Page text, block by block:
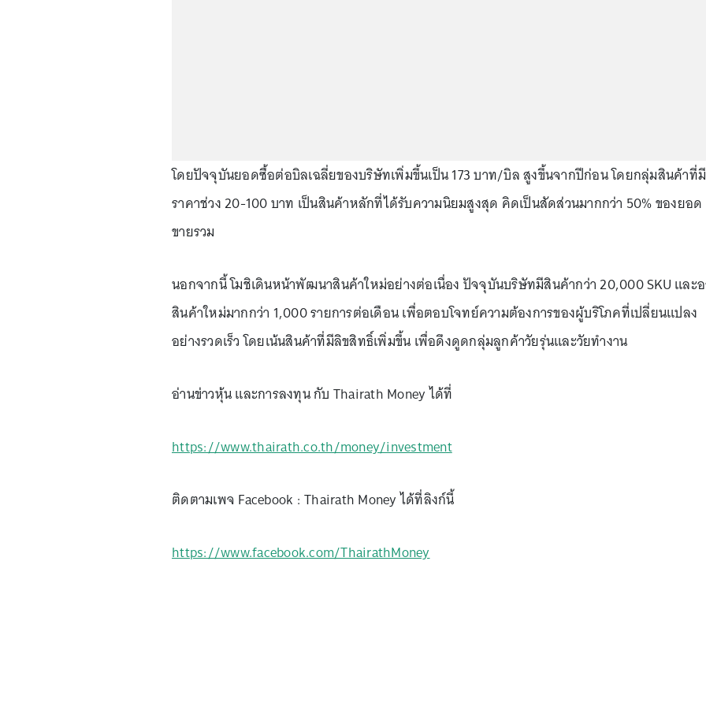
โดยปัจจุบันยอดซื้อต่อบิลเฉลี่ยของบริษัทเพิ่มขึ้นเป็น 173 บาท/บิล สูงขึ้นจากปีก่อน โดยกลุ่มสินค้าที่มี
ราคาช่วง 20-100 บาท เป็นสินค้าหลักที่ได้รับความนิยมสูงสุด คิดเป็นสัดส่วนมากกว่า 50% ของยอด
ขายรวม
นอกจากนี้ โมชิเดินหน้าพัฒนาสินค้าใหม่อย่างต่อเนื่อง ปัจจุบันบริษัทมีสินค้ากว่า 20,000 SKU และ
สินค้าใหม่มากกว่า 1,000 รายการต่อเดือน เพื่อตอบโจทย์ความต้องการของผู้บริโภคที่เปลี่ยนแปลง
อย่างรวดเร็ว โดยเน้นสินค้าที่มีลิขสิทธิ์เพิ่มขึ้น เพื่อดึงดูดกลุ่มลูกค้าวัยรุ่นและวัยทำงาน
อ่านข่าวหุ้น และการลงทุน กับ Thairath Money ได้ที่
https://www.thairath.co.th/money/investment
ติดตามเพจ Facebook : Thairath Money ได้ที่ลิงก์นี้
https://www.facebook.com/ThairathMoney